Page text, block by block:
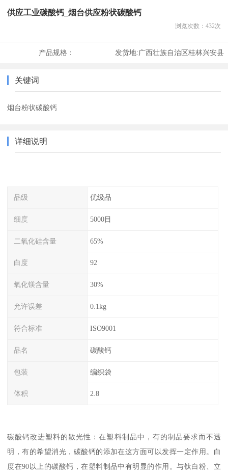
供应工业碳酸钙_烟台供应粉状碳酸钙
浏览次数： 432次
产品规格： 发货地:广西壮族自治区桂林兴安县
关键词
烟台粉状碳酸钙
详细说明
品级 优级品
细度 5000目
二氧化硅含量 65%
白度 92
氧化镁含量 30%
允许误差 0.1kg
符合标准 ISO9001
品名 碳酸钙
包装 编织袋
体积 2.8
碳酸钙改进塑料的散光性：在塑料制品中，有的制品要求而不透
明，有的希望消光，碳酸钙的添加在这方面可以发挥一定作用。白
度在90以上的碳酸钙，在塑料制品中有明显的作用。与钛白粉、立